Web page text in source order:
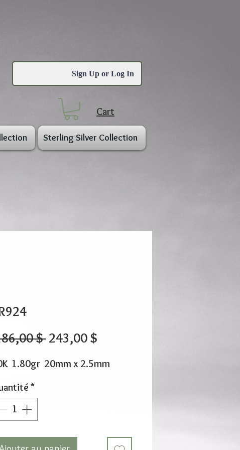
Sign Up or Log In
Cart
Sterling Silver Collection
$ Prix
243,00 $
1.80gr 20mm x 2.5mm
*